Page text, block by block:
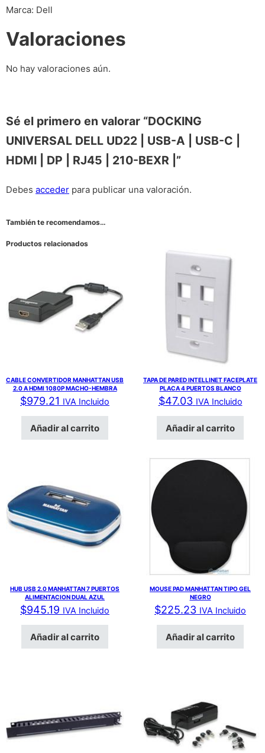
Marca: Dell
Valoraciones
No hay valoraciones aún.
Sé el primero en valorar “DOCKING
UNIVERSAL DELL UD22 | USB-A | USB-C |
HDMI | DP | RJ45 | 210-BEXR |”
Debes acceder para publicar una valoración.
También te recomendamos…
Productos relacionados
CABLE CONVERTIDOR MANHATTAN USB
2.0 A HDMI 1080P MACHO-HEMBRA
$979.21 IVA Incluido
Añadir al carrito
TAPA DE PARED INTELLINET FACEPLATE
PLACA 4 PUERTOS BLANCO
$47.03 IVA Incluido
Añadir al carrito
HUB USB 2.0 MANHATTAN 7 PUERTOS
ALIMENTACION DUAL AZUL
$945.19 IVA Incluido
Añadir al carrito
MOUSE PAD MANHATTAN TIPO GEL
NEGRO
$225.23 IVA Incluido
Añadir al carrito